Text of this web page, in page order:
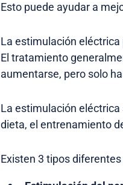
Esto puede ayudar a
La estimulación
El tratamiento
aumentarse, pero solo
La estimulación
dieta, el entrenamiento
Existen 3 tipos